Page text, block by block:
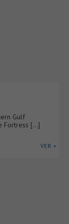
Gulf
Fortress [...]
VER +